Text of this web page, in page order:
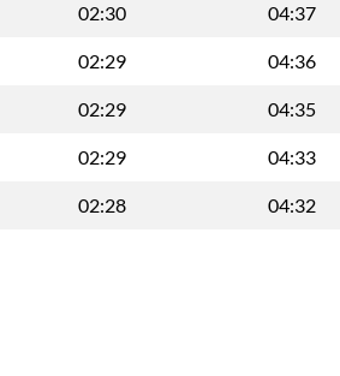
02:30 04:37
02:29 04:36
02:29 04:35
02:29 04:33
02:28 04:32